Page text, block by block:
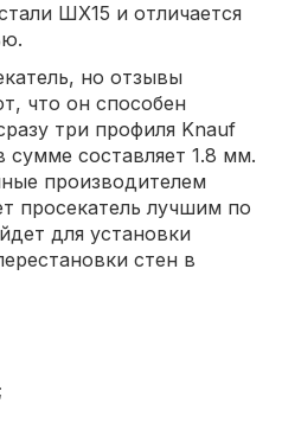
ШХ15 и отличается
но отзывы
что он способен
три профиля Knauf
составляет 1.8 мм.
производителем
просекатель лучшим по
для установки
стен в